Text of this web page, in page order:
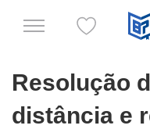
Resolução
distância e